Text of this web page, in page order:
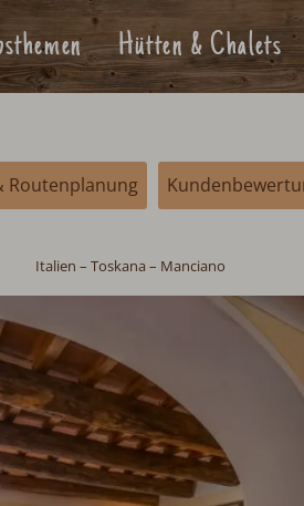
Hütten & Chalets
Routenplanung
Italien – Toskana – Manciano